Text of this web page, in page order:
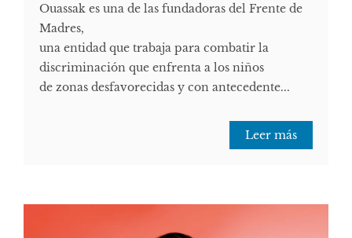
Ouassak es una de las fundadoras del Frente de
Madres,
una entidad que trabaja para combatir la
discriminación que enfrenta a los niños
de zonas desfavorecidas y con antecedente...
Leer más